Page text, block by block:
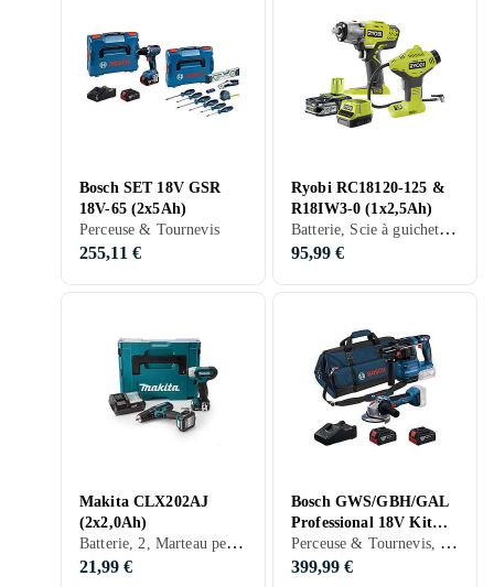
Bosch SET 18V GSR
18V-65 (2x5Ah)
Perceuse & Tournevis
255,11 €
Ryobi RC18120-125 &
R18IW3-0 (1x2,5Ah)
Batterie, Scie à guichet, Scie circulaire, Lampe, Visseuse, Multiverktyg
95,99 €
Makita CLX202AJ
(2x2,0Ah)
Batterie, 2, Marteau perforateur rotatif, Perceuse & Tournevis, Visseuse
21,99 €
Bosch GWS/GBH/GAL
Professional 18V Kit
Combiné (2x4.0Ah)
Perceuse & Tournevis, Meuleuse d'angle
399,99 €